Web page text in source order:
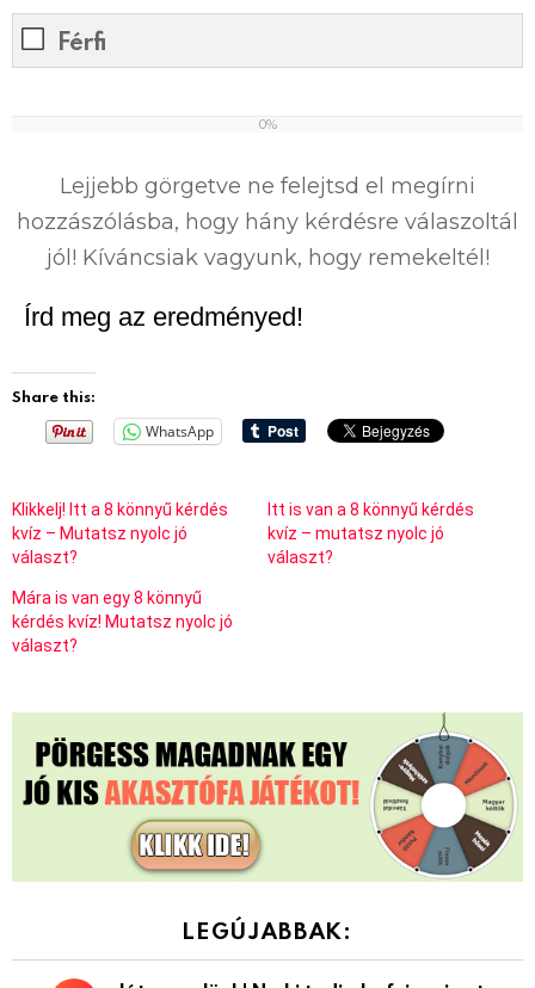
Férfi
0%
Lejjebb görgetve ne felejtsd el megírni
hozzászólásba, hogy hány kérdésre válaszoltál
jól! Kíváncsiak vagyunk, hogy remekeltél!
Írd meg az eredményed!
Share this:
WhatsApp
Klikkelj! Itt a 8 könnyű kérdés
kvíz – Mutatsz nyolc jó
választ?
Itt is van a 8 könnyű kérdés
kvíz – mutatsz nyolc jó
választ?
Mára is van egy 8 könnyű
kérdés kvíz! Mutatsz nyolc jó
választ?
LEGÚJABBAK: